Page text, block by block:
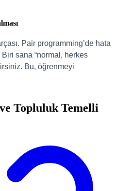
Pair programming’de hata
sana “normal, herkes
Bu, öğrenmeyi
Topluluk Temelli